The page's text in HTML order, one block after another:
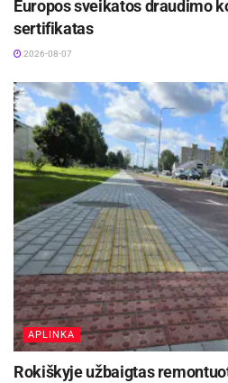
Europos sveikatos draudimo
sertifikatas
2026-08-07
APLINKA
Rokiškyje užbaigtas